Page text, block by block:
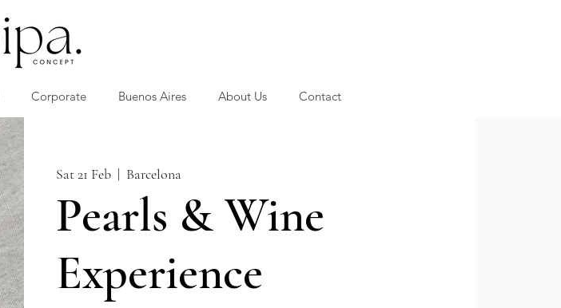
Corporate Buenos Aires About Us Contact
Sat 21 Feb
  |
Barcelona
Pearls & Wine
Experience